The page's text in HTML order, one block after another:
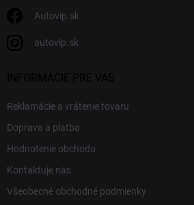
Autovip.sk
autovip.sk
Reklamácie a vrátenie tovaru
Doprava a platba
Hodnotenie obchodu
Kontaktuje nás
Všeobecné obchodné podmienky